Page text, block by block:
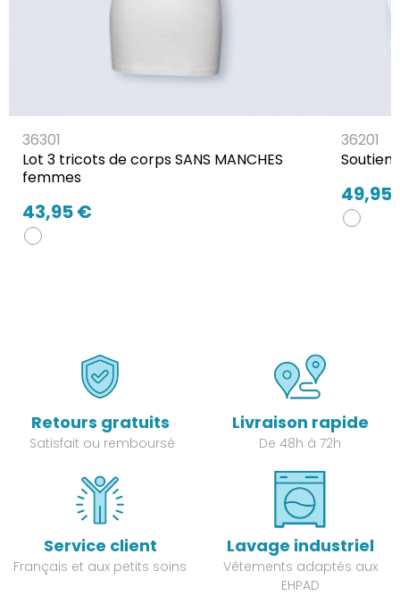
36301
Lot 3 tricots de corps SANS MANCHES
femmes
43,95 €
36201
Soutien
49,95
Retours gratuits
Satisfait ou remboursé
Livraison rapide
De 48h à 72h
Service client
Français et aux petits soins
Lavage industriel
Vêtements adaptés aux
EHPAD